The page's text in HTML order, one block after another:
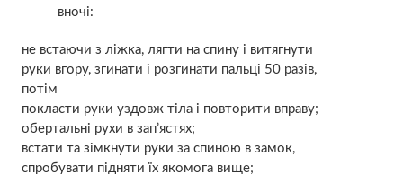
вночі:
не встаючи з ліжка, лягти на спину і витягнути
руки вгору, згинати і розгинати пальці 50 разів,
потім
покласти руки уздовж тіла і повторити вправу;
обертальні рухи в зап’ястях;
встати та зімкнути руки за спиною в замок,
спробувати підняти їх якомога вище;